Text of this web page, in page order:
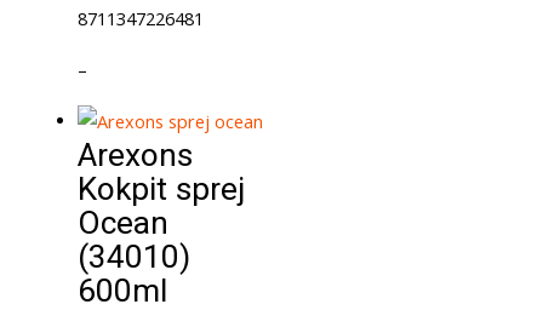
8711347226481
–
Arexons
Kokpit sprej
Ocean
(34010)
600ml